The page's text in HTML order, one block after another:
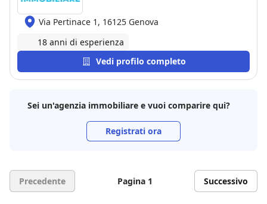
Via Pertinace 1, 16125 Genova
18 anni di esperienza
Vedi profilo completo
Sei un'agenzia immobiliare e vuoi comparire qui?
Registrati ora
Precedente Pagina 1 Successivo